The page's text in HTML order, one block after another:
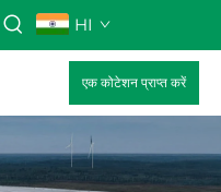
HI
एक कोटेशन प्राप्त करें